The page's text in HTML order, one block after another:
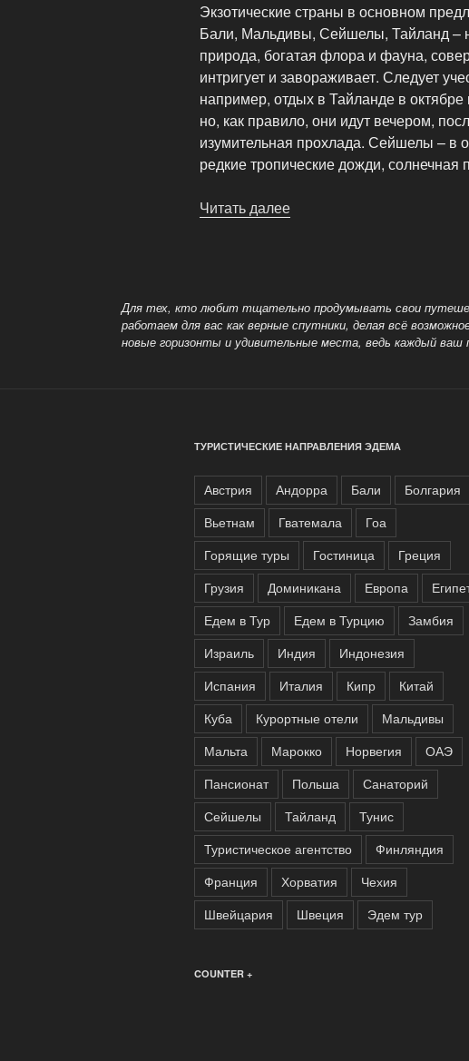
Экзотические страны в основном
Бали, Мальдивы, Сейшелы, Тайланд –
природа, богатая флора и фауна,
интригует и завораживает. Следует
например, отдых в Тайланде в
но, как правило, они идут вечером,
изумительная прохлада. Сейшелы – в
редкие тропические дожди, солнечная
Читать далее
Для тех, кто любит тщательно продумывать свои
работаем для вас как верные спутники, делая всё
новые горизонты и удивительные места, ведь каждыйваш
ТУРИСТИЧЕСКИЕ НАПРАВЛЕНИЯ ЭДЕМА
Австрия Андорра Бали
Болгария
Вьетнам
Гватемала
Гоа
Горящие туры
Гостиница
Греция
Грузия
Доминикана Европа
Едем в Тур
Едем в Турцию
Замбия
Израиль
Индия
Индонезия
Испания
Италия Кипр
Китай
Куба
Курортные отели
Мальдивы
Мальта
Марокко Норвегия
ОАЭ
Пансионат
Польша
Санаторий
Сейшелы
Тайланд
Тунис
Туристическое агентство
Финляндия
Франция
Хорватия
Чехия
Швейцария
Швеция Эдем тур
COUNTER +